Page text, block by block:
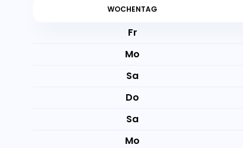
WOCHENTAG
Fr
Mo
Sa
Do
Sa
Mo